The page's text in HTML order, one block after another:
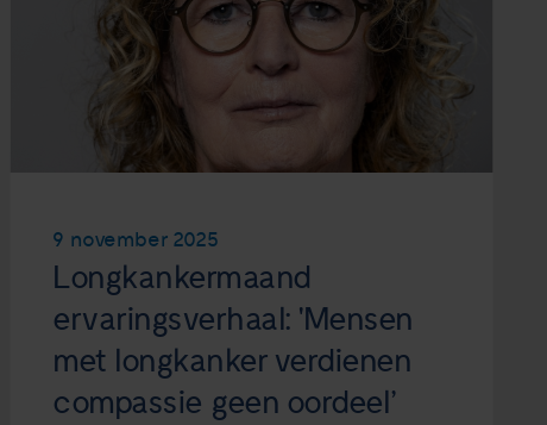
9 november 2025
Longkankermaand
ervaringsverhaal: 'Mensen
met longkanker verdienen
compassie geen oordeel’